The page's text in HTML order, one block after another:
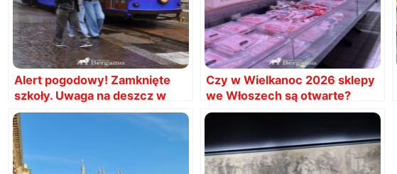
Alert pogodowy! Zamknięte
szkoły. Uwaga na deszcz w
Mediolanie i Bergamo
Czy w Wielkanoc 2026 sklepy
we Włoszech są otwarte?